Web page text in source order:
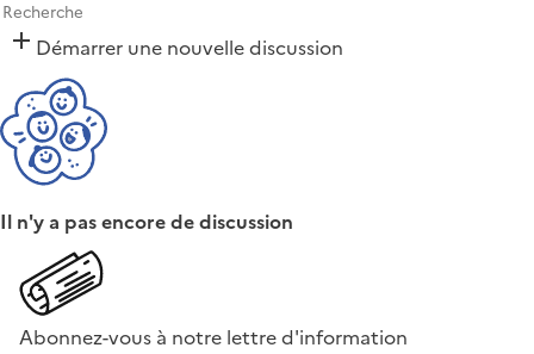
Démarrer une nouvelle discussion
Il n'y a pas encore de discussion
Abonnez-vous à notre lettre d'information